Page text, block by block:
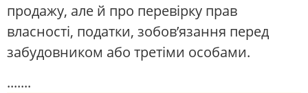
продажу, але й про перевірку прав
власності, податки, зобов’язання перед
забудовником або третіми особами.
.......